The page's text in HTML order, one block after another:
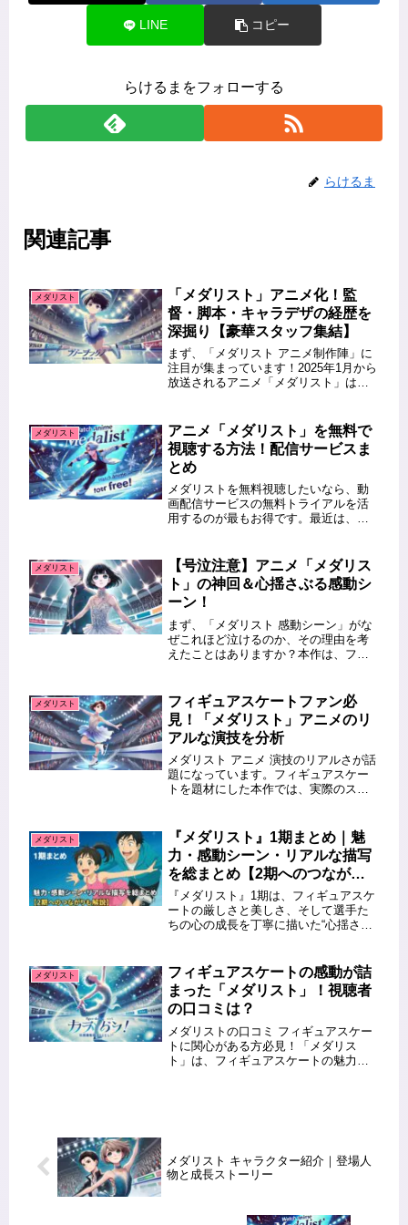
LINE コピー
らけるまをフォローする
らけるま
関連記事
メダリスト
「メダリスト」アニメ化！監
督・脚本・キャラデザの経歴を
深掘り【豪華スタッフ集結】
まず、「メダリスト アニメ制作陣」に
注目が集まっています！2025年1月から
放送されるアニメ「メダリスト」は、
結し、期待が高まっています。本記事
では、監督・脚本・キャラデザ...
メダリスト
アニメ「メダリスト」を無料で
視聴する方法！配信サービスま
とめ
メダリストを無料視聴したいなら、動
画配信サービスの無料トライアルを活
用するのが最もお得です。最近は、ア
ます。そこで今回は、「メダリスト」
が配信されているサービスや、お得な
視...
メダリスト
【号泣注意】アニメ「メダリス
ト」の神回＆心揺さぶる感動シ
ーン！
まず、「メダリスト 感動シーン」がな
ぜこれほど泣けるのか、その理由を考
えたことはありますか？本作は、フィ
語です。熱い努力と絆が描かれ、涙な
しでは見られない名シーンが満載！
本...
メダリスト
フィギュアスケートファン必
見！「メダリスト」アニメのリ
アルな演技を分析
メダリスト アニメ 演技のリアルさが話
題になっています。フィギュアスケー
トを題材にした本作では、実際のスケ
は、その表現の魅力や振付の工夫につ
いて詳しく解説します。この記事を
読...
メダリスト
『メダリスト』1期まとめ｜魅
力・感動シーン・リアルな描写
を総まとめ【2期へのつながり
も解説】
『メダリスト』1期は、フィギュアスケ
ートの厳しさと美しさ、そして選手た
ちの心の成長を丁寧に描いた“心揺さぶ
の上だけでなく、キャラクターたちが
抱える心のドラマこそが1期の最大...
メダリスト
フィギュアスケートの感動が詰
まった「メダリスト」！視聴者
の口コミは？
メダリストの口コミ フィギュアスケー
トに関心がある方必見！「メダリス
ト」は、フィギュアスケートの魅力と
メダリスト キャラクター紹介｜登場人
物と成長ストーリー